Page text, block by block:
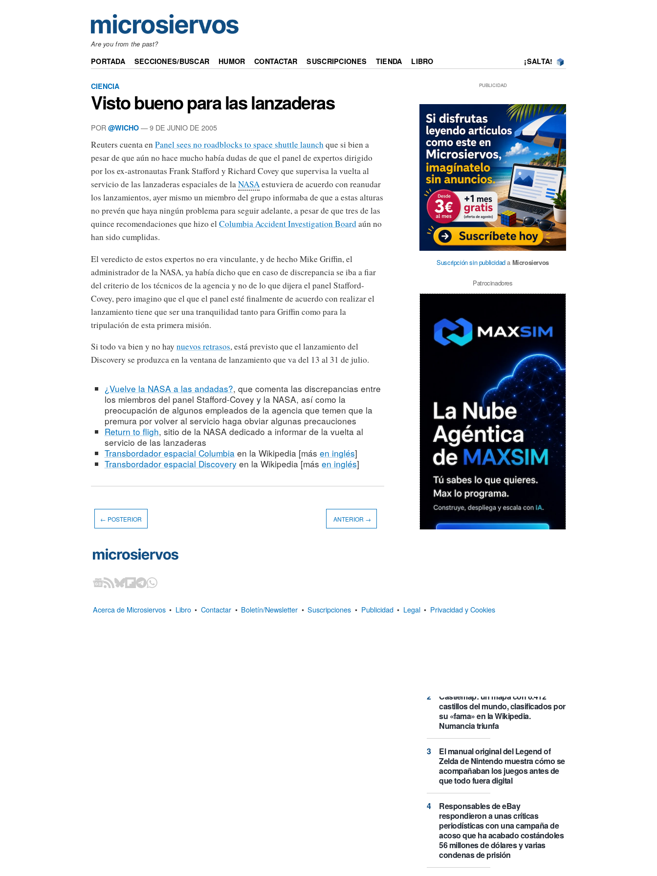
Are you from the past?
PORTADA SECCIONES/BUSCAR HUMOR CONTACTAR SUSCRIPCIONES TIENDA LIBRO ¡SALTA!
CIENCIA
Visto bueno para las lanzaderas
POR @WICHO — 9 DE JUNIO DE 2005
Reuters cuenta enPanel sees no roadblocks to space shuttle launchque si bien a
pesar de que aún no hace mucho había dudas de que el panel de expertos dirigido
por los ex-astronautas Frank Stafford y Richard Covey que supervisa la vuelta al
servicio de las lanzaderas espaciales de laNASAestuviera de acuerdo con reanudar
los lanzamientos, ayer mismo un miembro del grupo informaba de que a estas alturas
no prevén que haya ningún problema para seguir adelante, a pesar de que tres de las
quince recomendaciones que hizo elColumbia Accident Investigation Boardaún no
han sido cumplidas.
El veredicto de estos expertos no era vinculante, y de hecho Mike Griffin, el
administrador de la NASA, ya había dicho que en caso de discrepancia se iba a fiar
del criterio de los técnicos de la agencia y no de lo que dijera el panel Stafford-
Covey, pero imagino que el que el panel esté finalmente de acuerdo con realizar el
lanzamiento tiene que ser una tranquilidad tanto para Griffin como para la
tripulación de esta primera misión.
Si todo va bien y no hay nuevos retrasos, está previsto que el lanzamiento del
Discovery se produzca en la ventana de lanzamiento que va del 13 al 31 de julio.
¿Vuelve la NASA a las andadas?, que comenta las discrepancias entre
los miembros del panel Stafford-Covey y la NASA, así como la
preocupación de algunos empleados de la agencia que temen que la
premura por volver al servicio haga obviar algunas precauciones
Return to fligh, sitio de la NASA dedicado a informar de la vuelta al
servicio de las lanzaderas
Transbordador espacial Columbiaen la Wikipedia [más en inglés]
Transbordador espacial Discovery en la Wikipedia [más en inglés]
PUBLICIDAD
Suscripción sin publicidada Microsiervos
Patrocinadores
Castlemap: un mapa con 6.412
castillos del mundo, clasificados por
su «fama» en la Wikipedia.
Numancia triunfa
El manual original del Legend of
Zelda de Nintendo muestra cómo se
acompañaban los juegos antes de
que todo fuera digital
Responsables de eBay
respondieron a unas críticas
periodísticas con una campaña de
acoso que ha acabado costándoles
56 millones de dólares y varias
condenas de prisión
← POSTERIOR ANTERIOR →
Acerca de Microsiervos • Libro • Contactar • Boletín/Newsletter • Suscripciones • Publicidad • Legal • Privacidad y Cookies